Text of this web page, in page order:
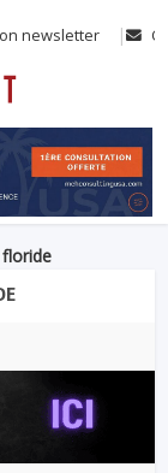
newsletter